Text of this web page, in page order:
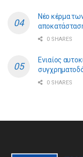
Νέο κέρμα
0 SHARES
Ενιαίος
0 SHARES